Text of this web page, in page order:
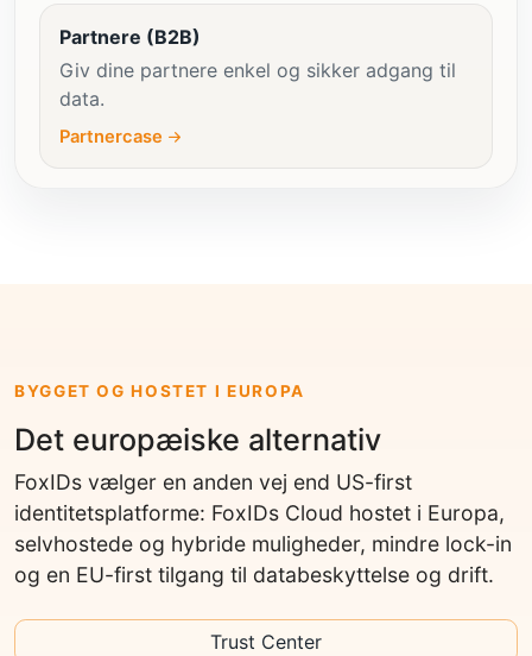
Partnere (B2B)
Giv dine partnere enkel og sikker adgang til
data.
Partnercase
BYGGET OG HOSTET I EUROPA
Det europæiske alternativ
FoxIDs vælger en anden vej end US-first
identitetsplatforme: FoxIDs Cloud hostet i Europa,
selvhostede og hybride muligheder, mindre lock-in
og en EU-first tilgang til databeskyttelse og drift.
Trust Center